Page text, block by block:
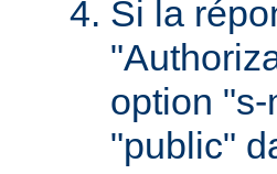
Si la
option
"public"